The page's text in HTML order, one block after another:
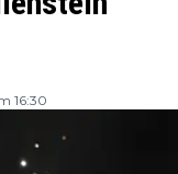
16:30